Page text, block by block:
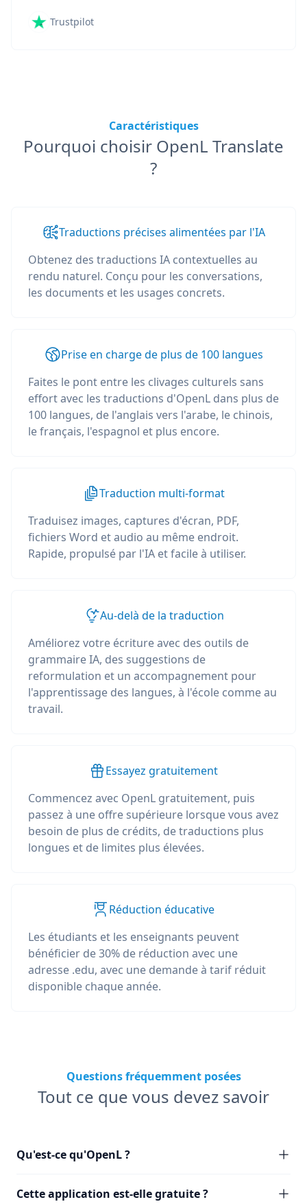
Trustpilot
Caractéristiques
Pourquoi choisir OpenL Translate
?
Traductions précises alimentées par l'IA
Obtenez des traductions IA contextuelles au
rendu naturel. Conçu pour les conversations,
les documents et les usages concrets.
Prise en charge de plus de 100 langues
Faites le pont entre les clivages culturels sans
effort avec les traductions d'OpenL dans plus de
100 langues, de l'anglais vers l'arabe, le chinois,
le français, l'espagnol et plus encore.
Traduction multi-format
Traduisez images, captures d'écran, PDF,
fichiers Word et audio au même endroit.
Rapide, propulsé par l'IA et facile à utiliser.
Au-delà de la traduction
Améliorez votre écriture avec des outils de
grammaire IA, des suggestions de
reformulation et un accompagnement pour
l'apprentissage des langues, à l'école comme au
travail.
Essayez gratuitement
Commencez avec OpenL gratuitement, puis
passez à une offre supérieure lorsque vous avez
besoin de plus de crédits, de traductions plus
longues et de limites plus élevées.
Réduction éducative
Les étudiants et les enseignants peuvent
bénéficier de 30% de réduction avec une
adresse .edu, avec une demande à tarif réduit
disponible chaque année.
Questions fréquemment posées
Tout ce que vous devez savoir
Qu'est-ce qu'OpenL ?
Cette application est-elle gratuite ?